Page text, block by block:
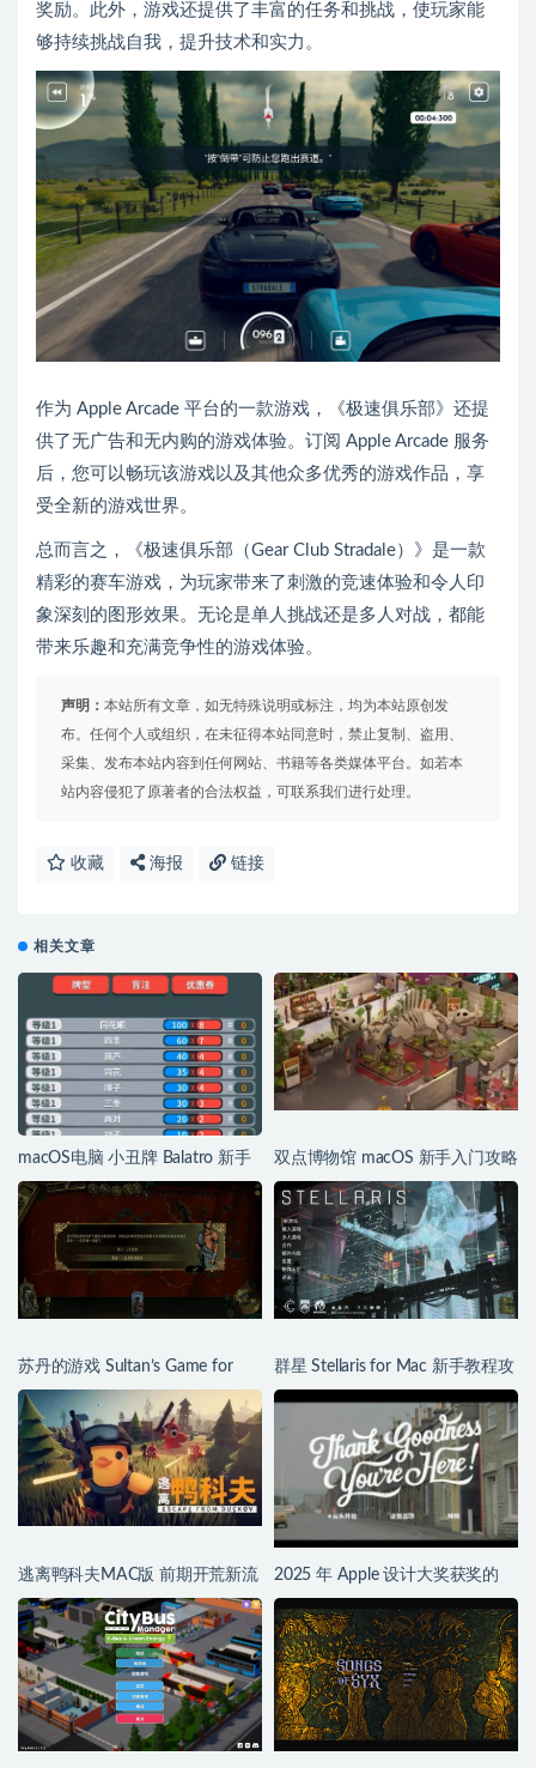
奖励。此外，游戏还提供了丰富的任务和挑战，使玩家能
够持续挑战自我，提升技术和实力。
作为 Apple Arcade 平台的一款游戏，《极速俱乐部》还提
供了无广告和无内购的游戏体验。订阅 Apple Arcade 服务
后，您可以畅玩该游戏以及其他众多优秀的游戏作品，享
受全新的游戏世界。
总而言之，《极速俱乐部（Gear Club Stradale）》是一款
精彩的赛车游戏，为玩家带来了刺激的竞速体验和令人印
象深刻的图形效果。无论是单人挑战还是多人对战，都能
带来乐趣和充满竞争性的游戏体验。
声明： 本站所有文章，如无特殊说明或标注，均为本站原创发
布。任何个人或组织，在未征得本站同意时，禁止复制、盗用、
采集、发布本站内容到任何网站、书籍等各类媒体平台。如若本
站内容侵犯了原著者的合法权益，可联系我们进行处理。
收藏 海报 链接
相关文章
macOS电脑 小丑牌 Balatro 新手
攻略以及心得
双点博物馆 macOS 新手入门攻略
它来了！
苏丹的游戏 Sultan’s Game for
Mac 保姆级上手教程攻略
群星 Stellaris for Mac 新手教程攻
略
逃离鸭科夫MAC版 前期开荒新流
程与注意事项
2025 年 Apple 设计大奖获奖的
Mac游戏有哪些？